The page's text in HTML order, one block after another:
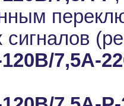
7,5А-